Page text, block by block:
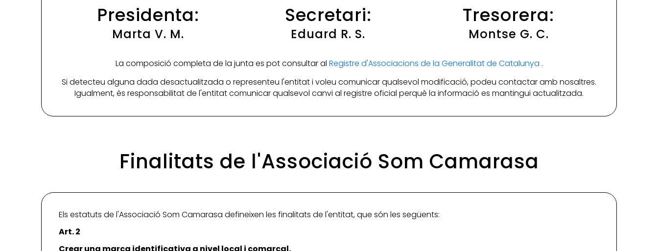
Presidenta:
Marta V. M.
Secretari:
Eduard R. S.
Tresorera:
Montse G. C.
La composició completa de la junta es pot consultar al Registre d'Associacions de la Generalitat de Catalunya .
Si detecteu alguna dada desactualitzada o representeu l'entitat i voleu comunicar qualsevol modificació, podeu contactar amb nosaltres.
Igualment, és responsabilitat de l'entitat comunicar qualsevol canvi al registre oficial perquè la informació es mantingui actualitzada.
Finalitats de l'Associació Som Camarasa
Els estatuts de l'Associació Som Camarasa defineixen les finalitats de l'entitat, que són les següents:
Art. 2